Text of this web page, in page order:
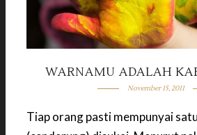
WARNAMU ADALAH
November 15, 2011
Tiap orang pasti mempunyai